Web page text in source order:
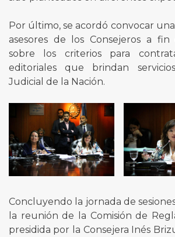
Por último, se acordó convocar
asesores de los Consejeros a fin
sobre los criterios para
editoriales que brindan
Judicial de la Nación.
Concluyendo la jornada de
la reunión de la Comisión de
presidida por la Consejera Inés